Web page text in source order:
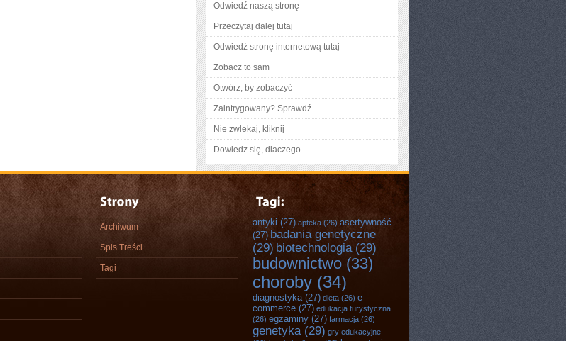
Odwiedź naszą stronę
Przeczytaj dalej tutaj
Odwiedź stronę internetową tutaj
Zobacz to sam
Otwórz, by zobaczyć
Zaintrygowany? Sprawdź
Nie zwlekaj, kliknij
Dowiedz się, dlaczego
Archiwum
Spis Treści
Tagi
antyki (27) apteka (26) asertywność
(27) badania genetyczne
(29) biotechnologia (29)
budownictwo (33)
choroby (34)
diagnostyka(27) dieta (26) e-
commerce (27) edukacja turystyczna
(26) egzaminy (27) farmacja (26)
genetyka (29) gry edukacyjne